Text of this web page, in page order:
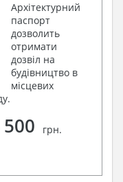
Архітектурний
паспорт
дозволить
отримати
дозвіл на
будівництво в
місцевих
грн.